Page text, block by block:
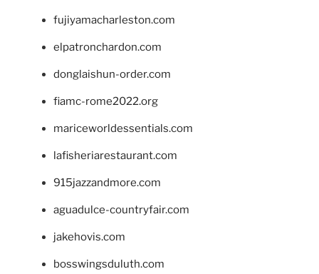
fujiyamacharleston.com
elpatronchardon.com
donglaishun-order.com
fiamc-rome2022.org
mariceworldessentials.com
lafisheriarestaurant.com
915jazzandmore.com
aguadulce-countryfair.com
jakehovis.com
bosswingsduluth.com